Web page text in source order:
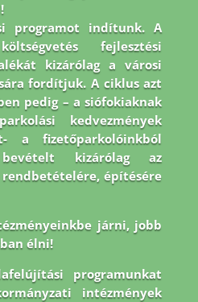
programot indítunk. A
fejlesztési
kizárólag a városi
fordítjuk. A ciklus azt
pedig – a siófokiaknak
kedvezmények
a fizetőparkolóinkból
kizárólag az
építésére
járni, jobb
élni!
programunkat
intézmények